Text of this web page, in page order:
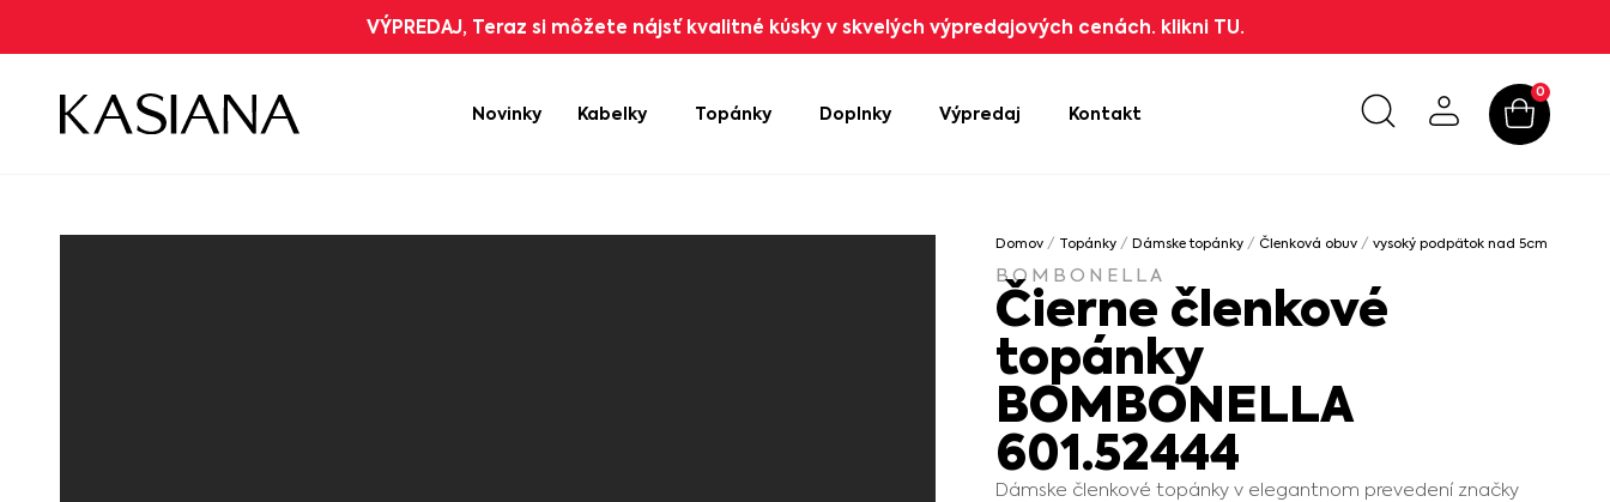
VÝPREDAJ, Teraz si môžete nájsť kvalitné kúsky v skvelých výpredajových cenách. klikni TU.
Novinky Kabelky Topánky Doplnky Výpredaj Kontakt
0
Domov / Topánky /Dámske topánky / Členková obuv /vysoký podpätok nad 5cm
BOMBONELLA
Čierne členkové
topánky
BOMBONELLA
601.52444
Dámske členkové topánky v elegantnom prevedení značky